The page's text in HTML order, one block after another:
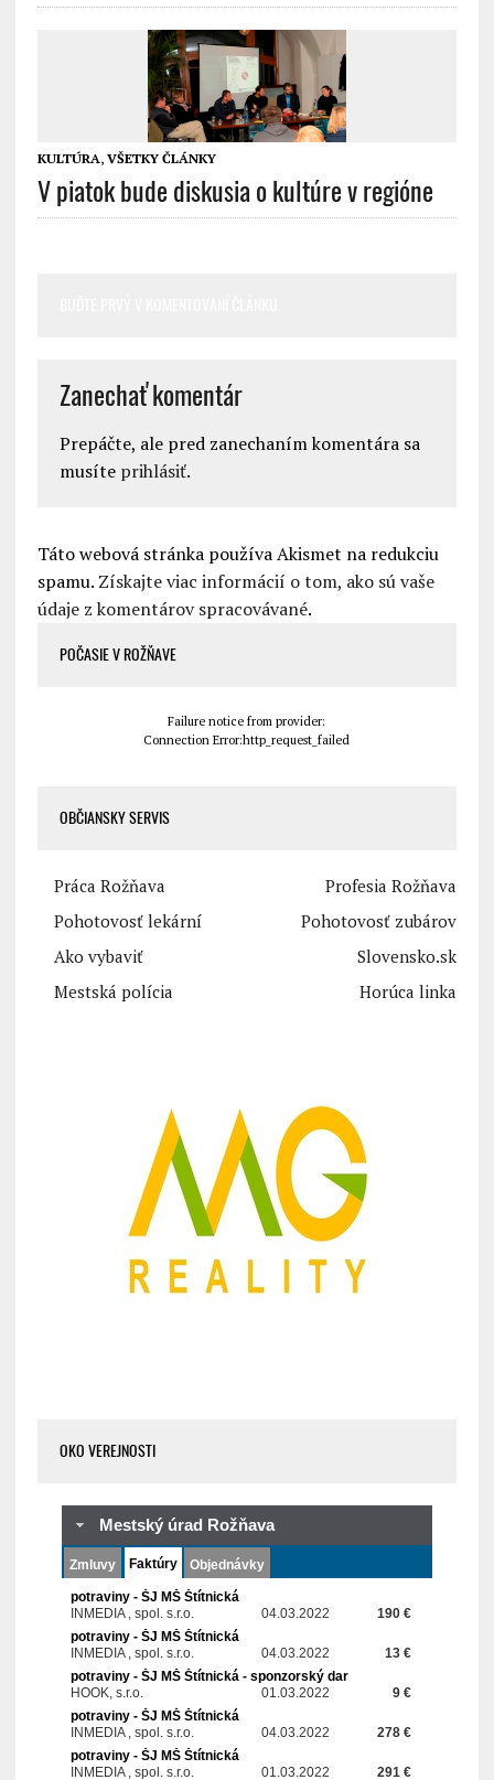
KULTÚRA, VŠETKY ČLÁNKY
V piatok bude diskusia o kultúre v regióne
Zanechať komentár
Prepáčte, ale pred zanechaním komentára sa
musíte prihlásiť.
Táto webová stránka používa Akismet na redukciu
spamu. Získajte viac informácií o tom, ako sú vaše
údaje z komentárov spracovávané.
POČASIE V ROŽŇAVE
Failure notice from provider:
Connection Error:http_request_failed
OBČIANSKY SERVIS
Práca Rožňava
Profesia Rožňava
Pohotovosť lekární
Pohotovosť zubárov
Ako vybaviť
Slovensko.sk
Mestská polícia
Horúca linka
OKO VEREJNOSTI